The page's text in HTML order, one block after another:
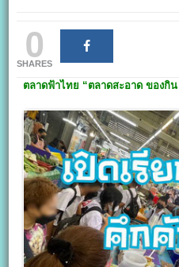
0
SHARES
ตลาดฟ้าไทย “ตลาดสะอาด ของกิ